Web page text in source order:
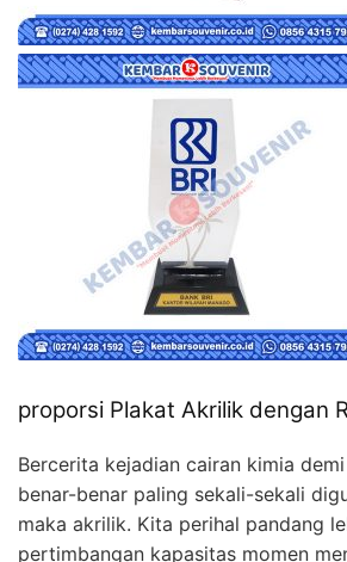
proporsi Plakat Akrilik dengan
Bercerita kejadian cairan kimia
benar-benar paling sekali-sekali
maka akrilik. Kita perihal pandang
pertimbangan kapasitas momen